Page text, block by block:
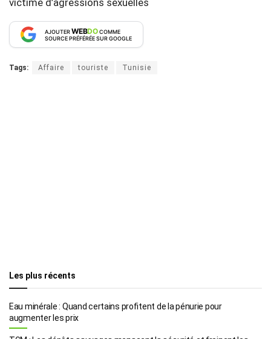
victime d’agressions sexuelles
AJOUTERWEBDOCOMME
SOURCE PRÉFÉRÉE SUR GOOGLE
Tags: Affaire touriste Tunisie
Les plus récents
Eau minérale : Quand certains profitent de la pénurie pour
augmenter les prix